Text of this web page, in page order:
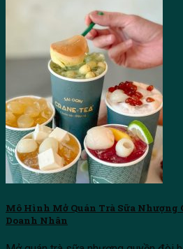
Mô Hình Mở Quán Trà Sữa Nhượng
Doanh Nhân